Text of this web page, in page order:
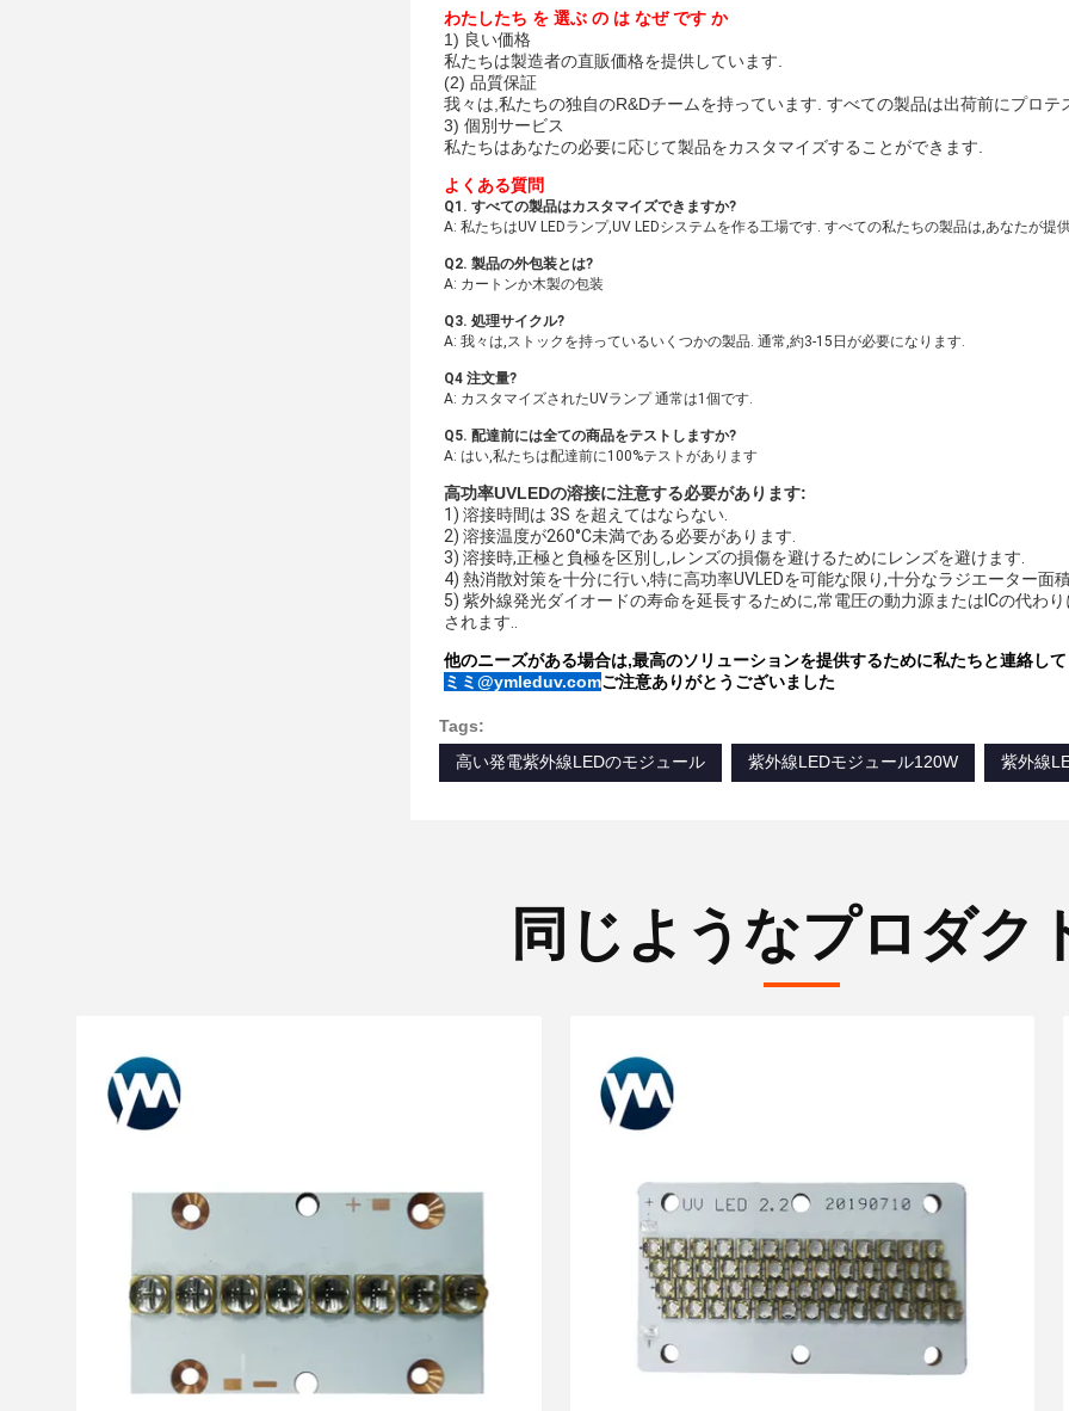
わたしたち を 選ぶ の は なぜ です か
1) 良い価格
私たちは製造者の直販価格を提供しています.
(2) 品質保証
我々は,私たちの独自のR&Dチームを持っています. すべての製品は出荷前にプロテ
3) 個別サービス
私たちはあなたの必要に応じて製品をカスタマイズすることができます.
よくある質問
Q1. すべての製品はカスタマイズできますか?
A: 私たちはUV LEDランプ,UV LEDシステムを作る工場です. すべての私たちの製品は,あなたが提
Q2. 製品の外包装とは?
A: カートンか木製の包装
Q3. 処理サイクル?
A: 我々は,ストックを持っているいくつかの製品. 通常,約3-15日が必要になります.
Q4 注文量?
A: カスタマイズされたUVランプ 通常は1個です.
Q5. 配達前には全ての商品をテストしますか?
A: はい,私たちは配達前に100%テストがあります
高功率UVLEDの溶接に注意する必要があります:
1) 溶接時間は 3S を超えてはならない.
2) 溶接温度が260°C未満である必要があります.
3) 溶接時,正極と負極を区別し,レンズの損傷を避けるためにレンズを避けます.
4) 熱消散対策を十分に行い,特に高功率UVLEDを可能な限り,十分なラジエーター面
5) 紫外線発光ダイオードの寿命を延長するために,常電圧の動力源またはICの代わ
されます..
他のニーズがある場合は,最高のソリューションを提供するために私たちと連絡し
ミミ@ymleduv.comご注意ありがとうございました
Tags:
高い発電紫外線LEDのモジュール
紫外線LEDモジュール120W 紫外線
同じようなプロダク